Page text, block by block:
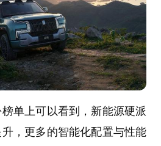
单上可以看到，新能源硬派
，更多的智能化配置与性能